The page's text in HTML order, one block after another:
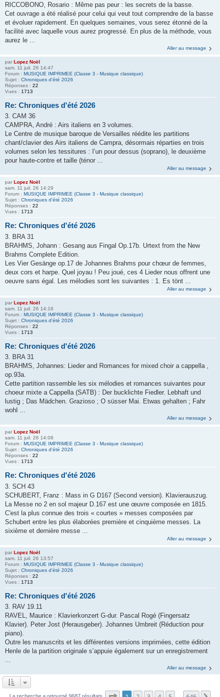
RICCOBONO, Rosario : Même pas peur : les secrets de la basse.
Cet ouvrage a été réalisé pour celui qui veut tout comprendre de la basse
et évoluer rapidement. En quelques semaines, vous serez étonné de la
facilité avec laquelle vous aurez progressé. En plus de la méthode, vous
aurez le ...
Aller au message
par Lopez Noël
sam. 11 juil. 26 14:47
Forum : MUSIQUE IMPRIMEE (Classe 3 - Musique classique)
Sujet : Chroniques d'été 2026
Réponses : 22
Vues : 1713
Re: Chroniques d'été 2026
3. CAM 36
CAMPRA, André : Airs italiens en 3 volumes.
Le Centre de musique baroque de Versailles réédite les partitions
chant/clavier des Airs italiens de Campra, désormais réparties en trois
volumes selon les tessitures : l’un pour dessus (soprano), le deuxième
pour haute-contre et taille (ténor ...
Aller au message
par Lopez Noël
sam. 11 juil. 26 14:29
Forum : MUSIQUE IMPRIMEE (Classe 3 - Musique classique)
Sujet : Chroniques d'été 2026
Réponses : 22
Vues : 1713
Re: Chroniques d'été 2026
3. BRA 31
BRAHMS, Johann : Gesang aus Fingal Op.17b. Urtext from the New
Brahms Complete Edition.
Les Vier Gesänge op.17 de Johannes Brahms pour chœur de femmes,
deux cors et harpe. Quel joyau ! Peu joué, ces 4 Lieder nous offrent une
oeuvre sans égal. Les mélodies sont les suivantes : 1. Es tönt ...
Aller au message
par Lopez Noël
sam. 11 juil. 26 14:16
Forum : MUSIQUE IMPRIMEE (Classe 3 - Musique classique)
Sujet : Chroniques d'été 2026
Réponses : 22
Vues : 1713
Re: Chroniques d'été 2026
3. BRA 31
BRAHMS, Johannes: Lieder and Romances for mixed choir a cappella ,
op.93a.
Cette partition rassemble les six mélodies et romances suivantes pour
choeur mixte a Cappella (SATB) : Der bucklichte Fiedler. Lebhaft und
lustig ; Das Mädchen. Grazioso ; O süsser Mai. Etwas gehalten ; Fahr
wohl ...
Aller au message
par Lopez Noël
sam. 11 juil. 26 14:06
Forum : MUSIQUE IMPRIMEE (Classe 3 - Musique classique)
Sujet : Chroniques d'été 2026
Réponses : 22
Vues : 1713
Re: Chroniques d'été 2026
3. SCH 43
SCHUBERT, Franz : Mass in G D167 (Second version). Klavierauszug.
La Messe no 2 en sol majeur D.167 est une œuvre composée en 1815.
C'est la plus connue des trois « courtes » messes composées par
Schubert entre les plus élaborées première et cinquième messes. La
sixième et dernière messe ...
Aller au message
par Lopez Noël
sam. 11 juil. 26 13:57
Forum : MUSIQUE IMPRIMEE (Classe 3 - Musique classique)
Sujet : Chroniques d'été 2026
Réponses : 22
Vues : 1713
Re: Chroniques d'été 2026
3. RAV 19.11
RAVEL, Maurice : Klavierkonzert G-dur. Pascal Rogé (Fingersatz
Klavier). Peter Jost (Herausgeber). Johannes Umbreit (Réduction pour
piano).
Outre les manuscrits et les différentes versions imprimées, cette édition
Henle de la partition originale s’appuie également sur un enregistrement
...
Aller au message